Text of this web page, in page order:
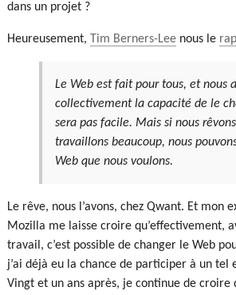
dans un projet ?
Heureusement, Tim Berners-Leenous le
Le Web est fait pour tous, et nous
collectivement la capacité de le
sera pas facile. Mais si nous
travaillons beaucoup, nous
Web que nous voulons.
Le rêve, nous l’avons, chez Qwant. Et mon
Mozilla me laisse croire qu’effectivement,
travail, c’est possible de changer le Web
j’ai déjà eu la chance de participer à un tel
Vingt et un ans après, je continue de croire